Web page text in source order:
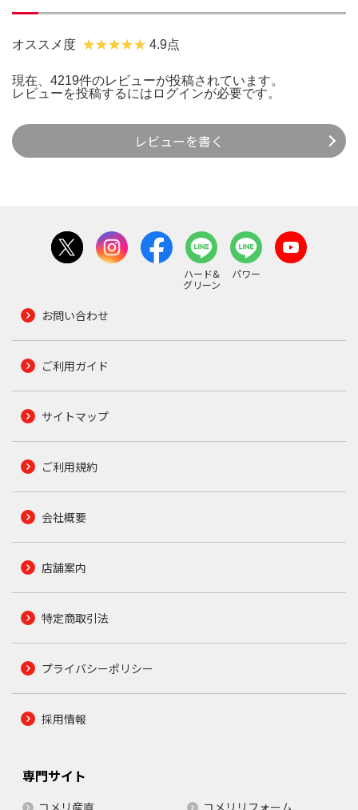
オススメ度 4.9点
現在、4219件のレビューが投稿されています。
レビューを投稿するには ログインが必要です。
レビューを書く
ハード&
グリーン
パワー
お問い合わせ
ご利用ガイド
サイトマップ
ご利用規約
会社概要
店舗案内
特定商取引法
プライバシーポリシー
採用情報
専門サイト
コメリ産直 コメリリフォーム